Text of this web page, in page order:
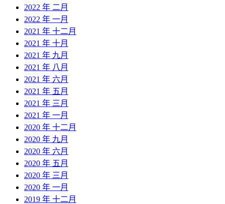
2022 年 二月
2022 年 一月
2021 年 十二月
2021 年 十月
2021 年 九月
2021 年 八月
2021 年 六月
2021 年 五月
2021 年 三月
2021 年 一月
2020 年 十二月
2020 年 九月
2020 年 六月
2020 年 五月
2020 年 三月
2020 年 一月
2019 年 十二月